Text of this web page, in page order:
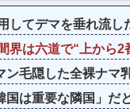
してデマを垂れ流し
界は六道で“上から2
ン毛隠した全裸ナマ
国は重要な隣国」だ